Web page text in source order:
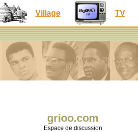
Village TV
grioo.com
Espace de discussion